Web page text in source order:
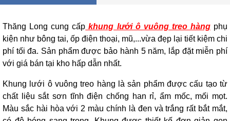
Thăng Long cung cấp khung lưới ô vuông treo hàngphụ
kiện như bông tai, ốp điện thoại, mũ,...vừa đẹp lại tiết kiệm chi
phí tối đa. Sản phẩm được bảo hành 5 năm, lắp đặt miễn phí
với giá bán tại kho hấp dẫn nhất.
Khung lưới ô vuông treo hàng là sản phẩm được cấu tạo từ
chất liệu sắt sơn tĩnh điện chống han rỉ, ẩm mốc, mối mọt.
Màu sắc hài hòa với 2 màu chính là đen và trắng rất bắt mắt,